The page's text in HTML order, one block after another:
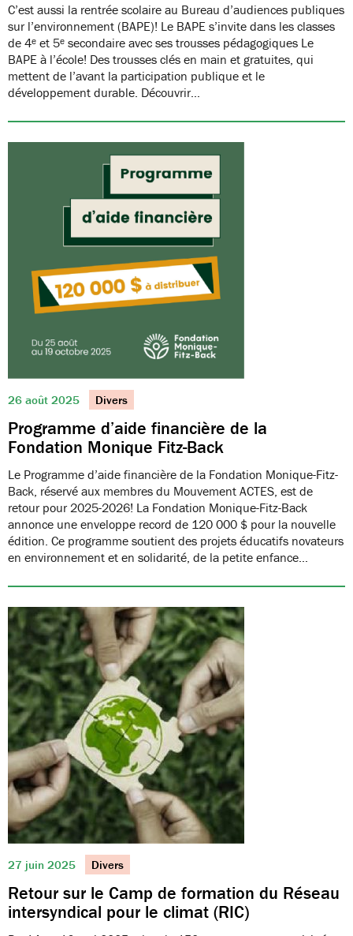
C’est aussi la rentrée scolaire au Bureau d’audiences publiques
sur l’environnement (BAPE)! Le BAPE s’invite dans les classes
de 4ᵉ et 5ᵉ secondaire avec ses trousses pédagogiques Le
BAPE à l’école! Des trousses clés en main et gratuites, qui
mettent de l’avant la participation publique et le
développement durable. Découvrir…
26 août 2025 Divers
Programme d’aide financière de la
Fondation Monique Fitz-Back
Le Programme d’aide financière de la Fondation Monique-Fitz-
Back, réservé aux membres du Mouvement ACTES, est de
retour pour 2025-2026! La Fondation Monique-Fitz-Back
annonce une enveloppe record de 120 000 $ pour la nouvelle
édition. Ce programme soutient des projets éducatifs novateurs
en environnement et en solidarité, de la petite enfance…
27 juin 2025 Divers
Retour sur le Camp de formation du Réseau
intersyndical pour le climat (RIC)